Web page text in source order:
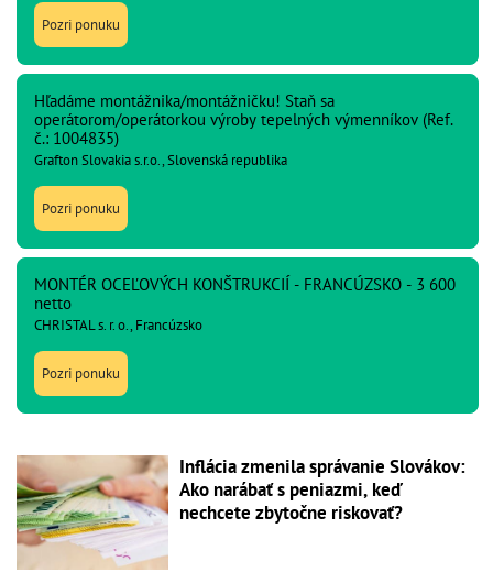
Pozri ponuku
Hľadáme montážnika/montážničku! Staň sa
operátorom/operátorkou výroby tepelných výmenníkov (Ref.
č.: 1004835)
Grafton Slovakia s.r.o., Slovenská republika
Pozri ponuku
MONTÉR OCEĽOVÝCH KONŠTRUKCIÍ - FRANCÚZSKO - 3 600
netto
CHRISTAL s. r. o., Francúzsko
Pozri ponuku
Inflácia zmenila správanie Slovákov:
Ako narábať s peniazmi, keď
nechcete zbytočne riskovať?